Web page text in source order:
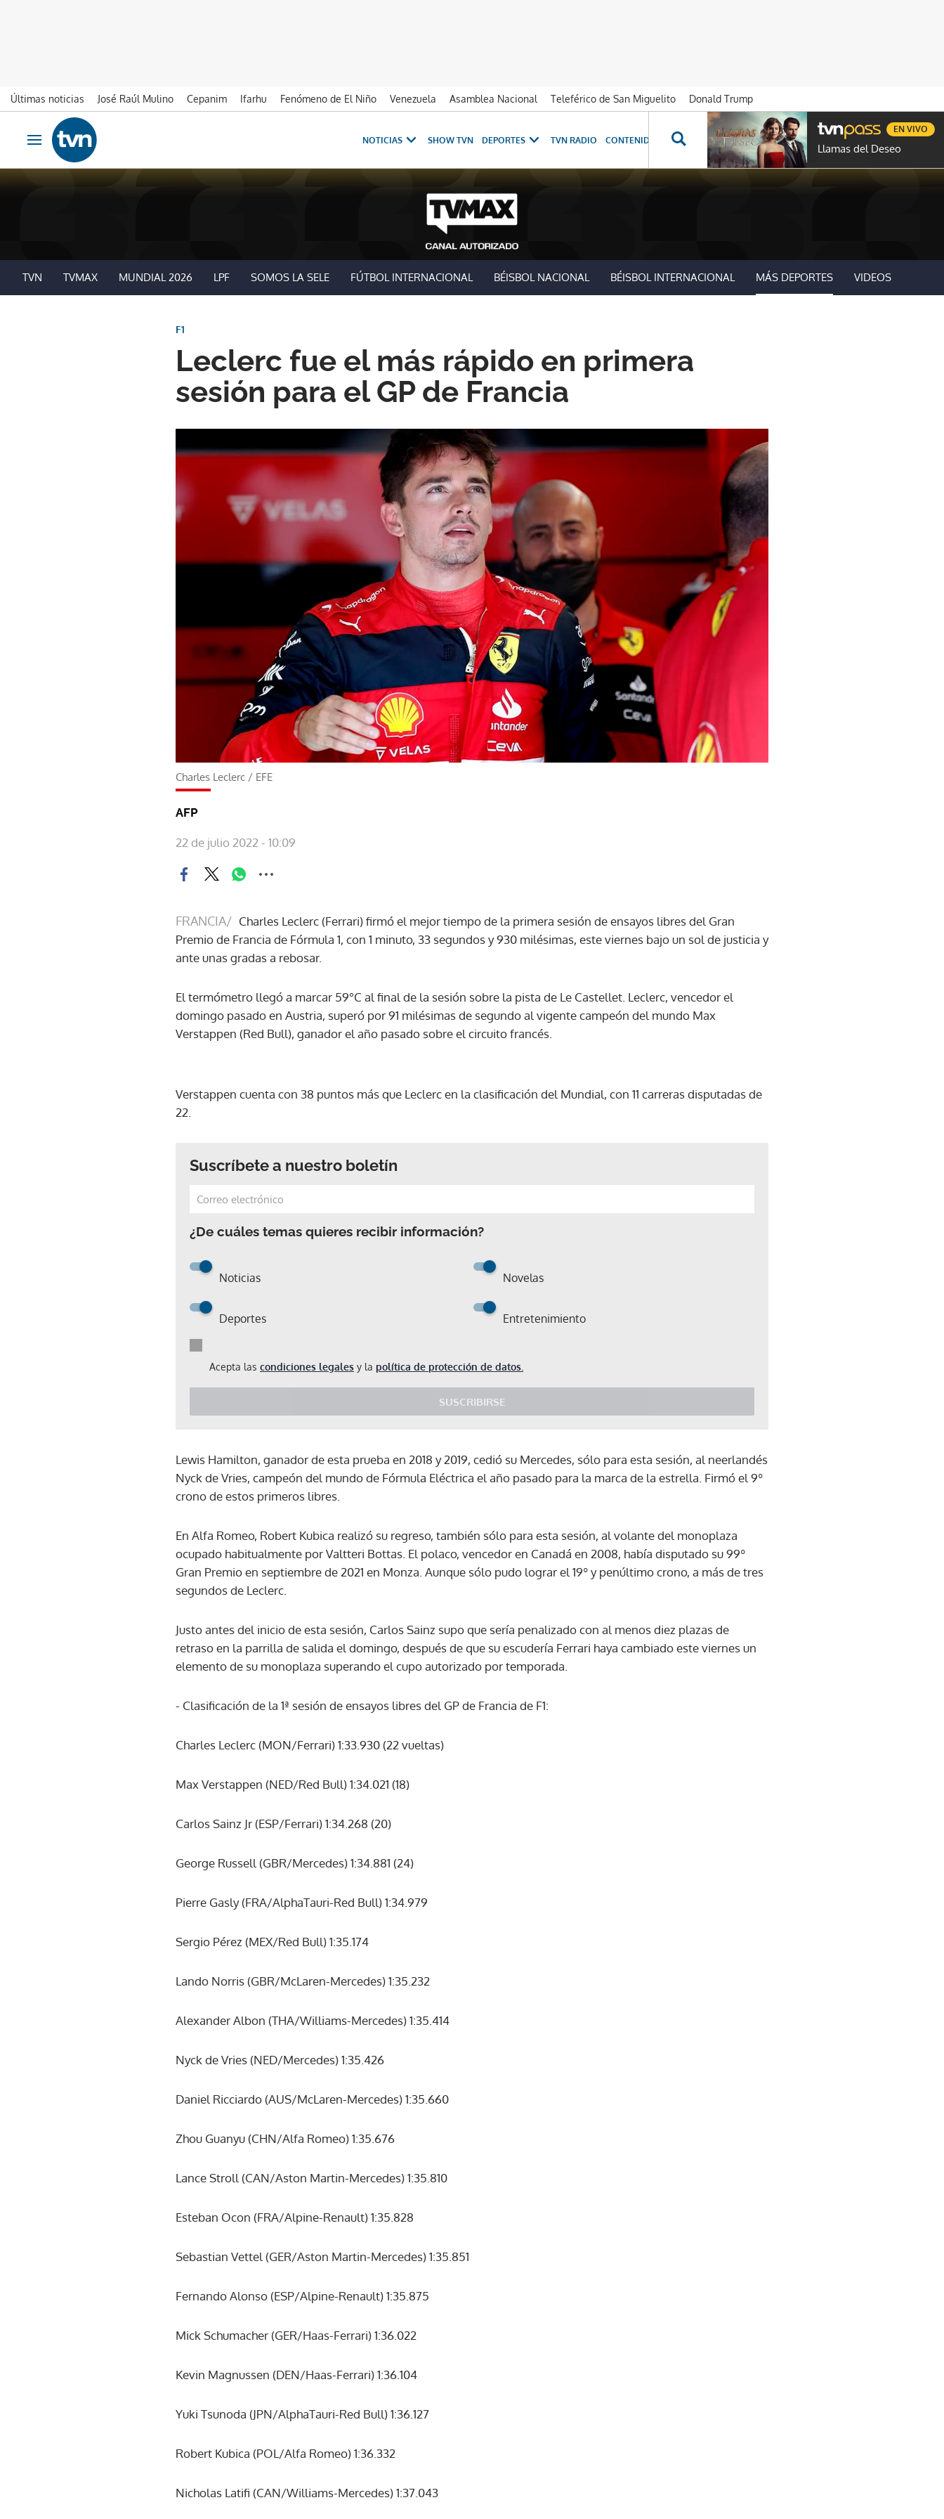
Últimas noticias José Raúl Mulino Cepanim Ifarhu Fenómeno de El Niño Venezuela Asamblea Nacional Teleférico de San Miguelito
Donald Trump
Ir al contenido
Obrir navegació
NOTICIAS SHOW TVN DEPORTES TVN RADIO CONTENIDOS ESPECIALES NOVELAS PROGRAMAS GENTE TVN
Llamas del Deseo
EN VIVO
TVN TVMAX MUNDIAL 2026 LPF SOMOS LA SELE FÚTBOL INTERNACIONAL BÉISBOL NACIONAL BÉISBOL INTERNACIONAL MÁS DEPORTES VIDEOS
Leclerc fue el más rápido en primera
sesión para el GP de Francia
F1
Charles Leclerc / EFE
AFP
22 de julio 2022 - 10:09
FRANCIA/ Charles Leclerc (Ferrari) firmó el mejor tiempo de la primera sesión de ensayos libres del Gran
Premio de Francia de Fórmula 1, con 1 minuto, 33 segundos y 930 milésimas, este viernes bajo un sol de justicia y
ante unas gradas a rebosar.
El termómetro llegó a marcar 59°C al final de la sesión sobre la pista de Le Castellet. Leclerc, vencedor el
domingo pasado en Austria, superó por 91 milésimas de segundo al vigente campeón del mundo Max
Verstappen (Red Bull), ganador el año pasado sobre el circuito francés.
Verstappen cuenta con 38 puntos más que Leclerc en la clasificación del Mundial, con 11 carreras disputadas de
22.
Suscríbete a nuestro boletín
¿De cuáles temas quieres recibir información?
Noticias Novelas
Deportes Entretenimiento
Acepta las condiciones legales y la política de protección de datos.
SUSCRIBIRSE
Gracias por suscribirte a nuestro boletín.
Lewis Hamilton, ganador de esta prueba en 2018 y 2019, cedió su Mercedes, sólo para esta sesión, al neerlandés
Nyck de Vries, campeón del mundo de Fórmula Eléctrica el año pasado para la marca de la estrella. Firmó el 9º
crono de estos primeros libres.
En Alfa Romeo, Robert Kubica realizó su regreso, también sólo para esta sesión, al volante del monoplaza
ocupado habitualmente por Valtteri Bottas. El polaco, vencedor en Canadá en 2008, había disputado su 99º
Gran Premio en septiembre de 2021 en Monza. Aunque sólo pudo lograr el 19º y penúltimo crono, a más de tres
segundos de Leclerc.
Justo antes del inicio de esta sesión, Carlos Sainz supo que sería penalizado con al menos diez plazas de
retraso en la parrilla de salida el domingo, después de que su escudería Ferrari haya cambiado este viernes un
elemento de su monoplaza superando el cupo autorizado por temporada.
- Clasificación de la 1ª sesión de ensayos libres del GP de Francia de F1:
Charles Leclerc (MON/Ferrari) 1:33.930 (22 vueltas)
Max Verstappen (NED/Red Bull) 1:34.021 (18)
Carlos Sainz Jr (ESP/Ferrari) 1:34.268 (20)
George Russell (GBR/Mercedes) 1:34.881 (24)
Pierre Gasly (FRA/AlphaTauri-Red Bull) 1:34.979
Sergio Pérez (MEX/Red Bull) 1:35.174
Lando Norris (GBR/McLaren-Mercedes) 1:35.232
Alexander Albon (THA/Williams-Mercedes) 1:35.414
Nyck de Vries (NED/Mercedes) 1:35.426
Daniel Ricciardo (AUS/McLaren-Mercedes) 1:35.660
Zhou Guanyu (CHN/Alfa Romeo) 1:35.676
Lance Stroll (CAN/Aston Martin-Mercedes) 1:35.810
Esteban Ocon (FRA/Alpine-Renault) 1:35.828
Sebastian Vettel (GER/Aston Martin-Mercedes) 1:35.851
Fernando Alonso (ESP/Alpine-Renault) 1:35.875
Mick Schumacher (GER/Haas-Ferrari) 1:36.022
Kevin Magnussen (DEN/Haas-Ferrari) 1:36.104
Yuki Tsunoda (JPN/AlphaTauri-Red Bull) 1:36.127
Robert Kubica (POL/Alfa Romeo) 1:36.332
Nicholas Latifi (CAN/Williams-Mercedes) 1:37.043